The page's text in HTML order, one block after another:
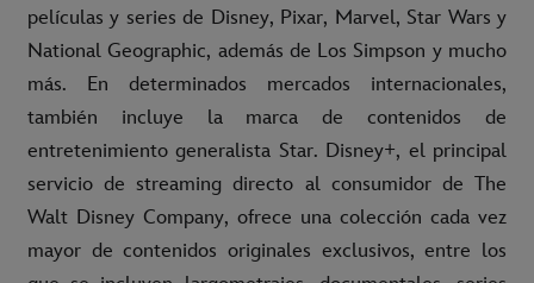
películas y series de Disney, Pixar, Marvel, Star Wars y
National Geographic, además de Los Simpson y mucho
más. En determinados mercados internacionales,
también incluye la marca de contenidos de
entretenimiento generalista Star. Disney+, el principal
servicio de streaming directo al consumidor de The
Walt Disney Company, ofrece una colección cada vez
mayor de contenidos originales exclusivos, entre los